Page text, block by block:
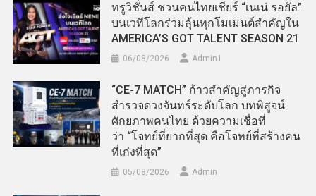
ทรูวิชั่นส์ ชวนคนไทยเชียร์ “เนเน่ รอยัล”
บนเวทีโลกร่วมลุ้นทุกโมเมนต์สำคัญใน
AMERICA’S GOT TALENT SEASON 21
06/08/2026 Admin​1
“CE-7 MATCH” ก้าวสำคัญสู่ภารกิจ
สำรวจดวงจันทร์ระดับโลก บทพิสูจน์
ศักยภาพคนไทย ด้วยความเชื่อที่
ว่า “โจทย์ที่ยากที่สุด คือโจทย์ที่สร้างคน
ที่เก่งที่สุด”
05/08/2026 Admin